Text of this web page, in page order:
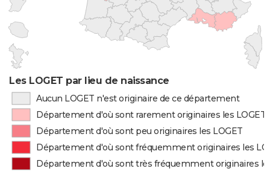
Les LOGET par lieu de naissance
Aucun LOGET n'est originaire de ce département
Département d'où sont rarement originaires les LOGET
Département d'où sont peu originaires les LOGET
Département d'où sont fréquemment originaires les
Département d'où sont très fréquemment originaires